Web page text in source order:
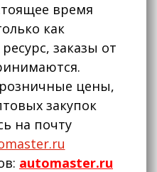
время
как
заказы от
цены,
закупок
на почту
automaster.ru